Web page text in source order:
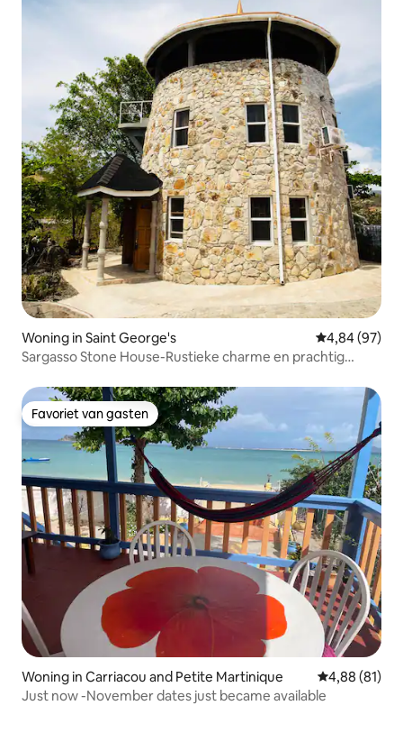
Woning in Saint George's Gemiddelde
4,84 (97)
Sargasso Stone House-Rustieke charme en prachtig
Favoriet van gasten
Favoriet van gasten
Woning in Carriacou and Petite Martinique Gemiddelde
4,88 (81)
Just now -November dates just became available